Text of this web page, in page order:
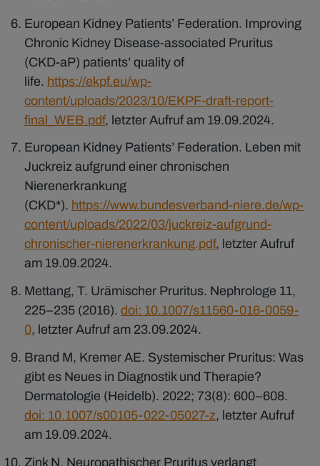
European Kidney Patients’ Federation. Improving
Chronic Kidney Disease-associated Pruritus
(CKD-aP) patients’ quality of
life. https://ekpf.eu/wp-
content/uploads/2023/10/EKPF-draft-report-
final_WEB.pdf, letzter Aufruf am 19.09.2024.
European Kidney Patients’ Federation. Leben mit
Juckreiz aufgrund einer chronischen
Nierenerkrankung
(CKD*). https://www.bundesverband-niere.de/wp-
content/uploads/2022/03/juckreiz-aufgrund-
chronischer-nierenerkrankung.pdf, letzter Aufruf
am 19.09.2024.
Mettang, T. Urämischer Pruritus. Nephrologe 11,
225–235 (2016).doi: 10.1007/s11560-016-0059-
0, letzter Aufruf am 23.09.2024.
Brand M, Kremer AE. Systemischer Pruritus: Was
gibt es Neues in Diagnostik und Therapie?
Dermatologie (Heidelb). 2022; 73(8): 600–608.
doi: 10.1007/s00105-022-05027-z, letzter Aufruf
am 19.09.2024.
Zink N. Neuropathischer Pruritus verlangt